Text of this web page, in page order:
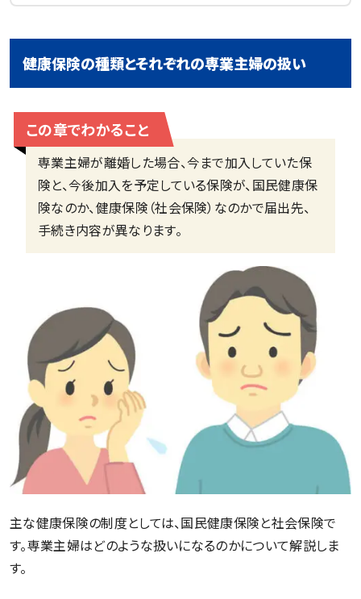
健康保険の種類とそれぞれの専業主婦の扱い
この章でわかること
専業主婦が離婚した場合、今まで加入していた保
険と、今後加入を予定している保険が、国民健康保
険なのか、健康保険（社会保険）なのかで届出先、
手続き内容が異なります。
主な健康保険の制度としては、国民健康保険と社会保険で
す。専業主婦はどのような扱いになるのかについて解説しま
す。